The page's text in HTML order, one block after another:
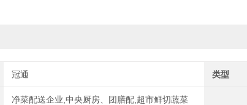
冠通 类型
净菜配送企业,中央厨房、团膳配,超市鲜切蔬菜